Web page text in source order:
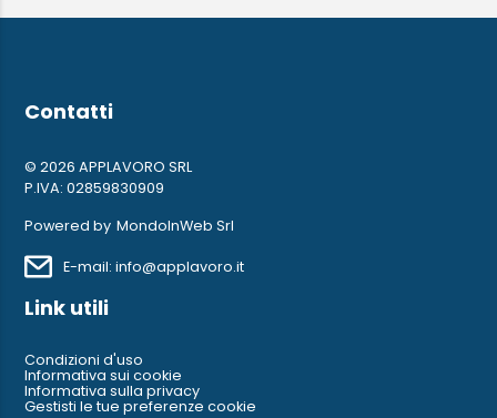
Contatti
© 2026 APPLAVORO SRL
P.IVA: 02859830909
Powered by MondoInWeb Srl
E-mail: info@applavoro.it
Link utili
Condizioni d'uso
Informativa sui cookie
Informativa sulla privacy
Gestisti le tue preferenze cookie